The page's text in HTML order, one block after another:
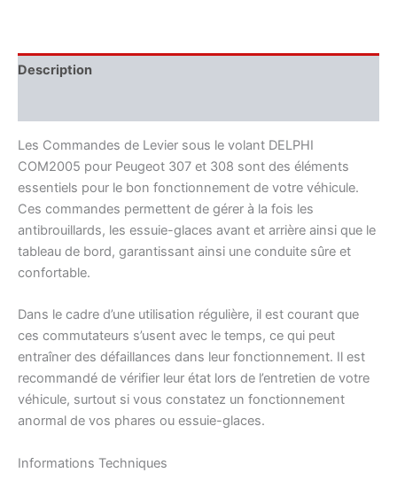
Description
Les Commandes de Levier sous le volant DELPHI
COM2005 pour Peugeot 307 et 308 sont des éléments
essentiels pour le bon fonctionnement de votre véhicule.
Ces commandes permettent de gérer à la fois les
antibrouillards, les essuie-glaces avant et arrière ainsi que le
tableau de bord, garantissant ainsi une conduite sûre et
confortable.
Dans le cadre d’une utilisation régulière, il est courant que
ces commutateurs s’usent avec le temps, ce qui peut
entraîner des défaillances dans leur fonctionnement. Il est
recommandé de vérifier leur état lors de l’entretien de votre
véhicule, surtout si vous constatez un fonctionnement
anormal de vos phares ou essuie-glaces.
Informations Techniques